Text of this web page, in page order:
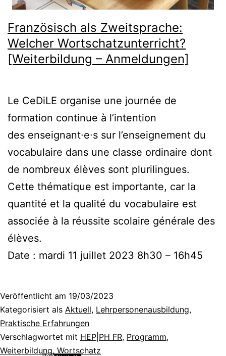
Französisch als Zweitsprache:
Welcher Wortschatzunterricht?
[Weiterbildung – Anmeldungen]
Le CeDiLE organise une journée de
formation continue à l’intention
des enseignant∙e∙s sur l’enseignement du
vocabulaire dans une classe ordinaire dont
de nombreux élèves sont plurilingues.
Cette thématique est importante, car la
quantité et la qualité du vocabulaire est
associée à la réussite scolaire générale des
élèves.
Date : mardi 11 juillet 2023 8h30 – 16h45
Veröffentlicht am 19/03/2023
Kategorisiert als Aktuell, Lehrpersonenausbildung,
Praktische Erfahrungen
Verschlagwortet mit HEP|PH FR, Programm,
Weiterbildung, Wortschatz